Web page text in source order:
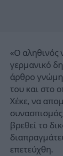
«Ο αληθινός
γερμανικό
άρθρο
του και στο
Χέκε, να
βρεθεί το
επετεύχθη.